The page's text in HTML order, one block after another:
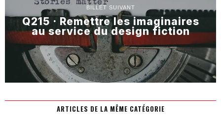
BILLET SUIVANT
Q215 · Remettre les imaginaires
au service du design fiction
ARTICLES DE LA MÊME CATÉGORIE